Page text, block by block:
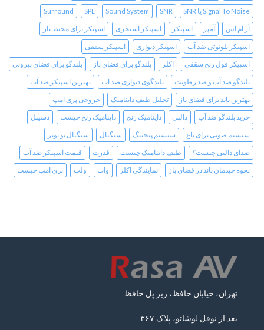
Signal To Noise یا SNR SNR
Sound System
SPL
Surround
آر ام اس آمپر اسپیکر اسپیکر استخری اسپیکر برای محیط باز
اسپیکر بلوتوثی ضد آب اسپیکر دیواری اسپیکر سقفی
اسپیکر فول رنج سقفی اکلر بلندگو برای فضای باز بلندگو برای فضای بیرونی
بلندگو ضد آب و ضد رطوبت بلندگوی دیواری ضد آب بهترین اسپیکر ضد آب
بهترین باند برای فضای باز تحلیل طیف داینامیک خروجی پری امپ
خرید بلندگو ضد آب دالبی داینامیک رنج داینامیک رنج چیست دسیبل
سیستم صوتی برای باغ سیستم پیجینگ سیگنال سیگنال تو نویز
صدای دالبی چیست؟ طیف داینامیک چیست قدرت قیمت اسپیکر ضد آب
نحوه چیدمان باند در فضای باز نمایندگی اکلر وات ولت پری امپ چیست
تهران، خیابان حافظ، زیر پل حافظ
بعد از نوفل لوشاتو، پلاک ۳۶۷